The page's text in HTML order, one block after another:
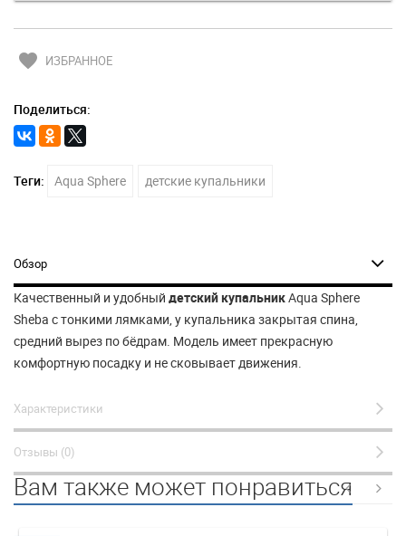
favorite ИЗБРАННОЕ
Поделиться:
Теги: Aqua Sphere детские купальники
Обзор
Качественный и удобный детский купальникAqua Sphere
Sheba с тонкими лямками, у купальника закрытая спина,
средний вырез по бёдрам. Модель имеет прекрасную
комфортную посадку и не сковывает движения.
Характеристики
Отзывы (0)
Вам также может понравиться